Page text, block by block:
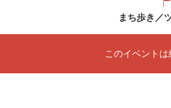
まち歩き／
このイベントは